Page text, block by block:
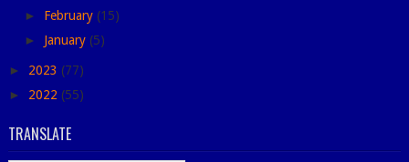
► February (15)
► January (5)
► 2023 (77)
► 2022 (55)
TRANSLATE